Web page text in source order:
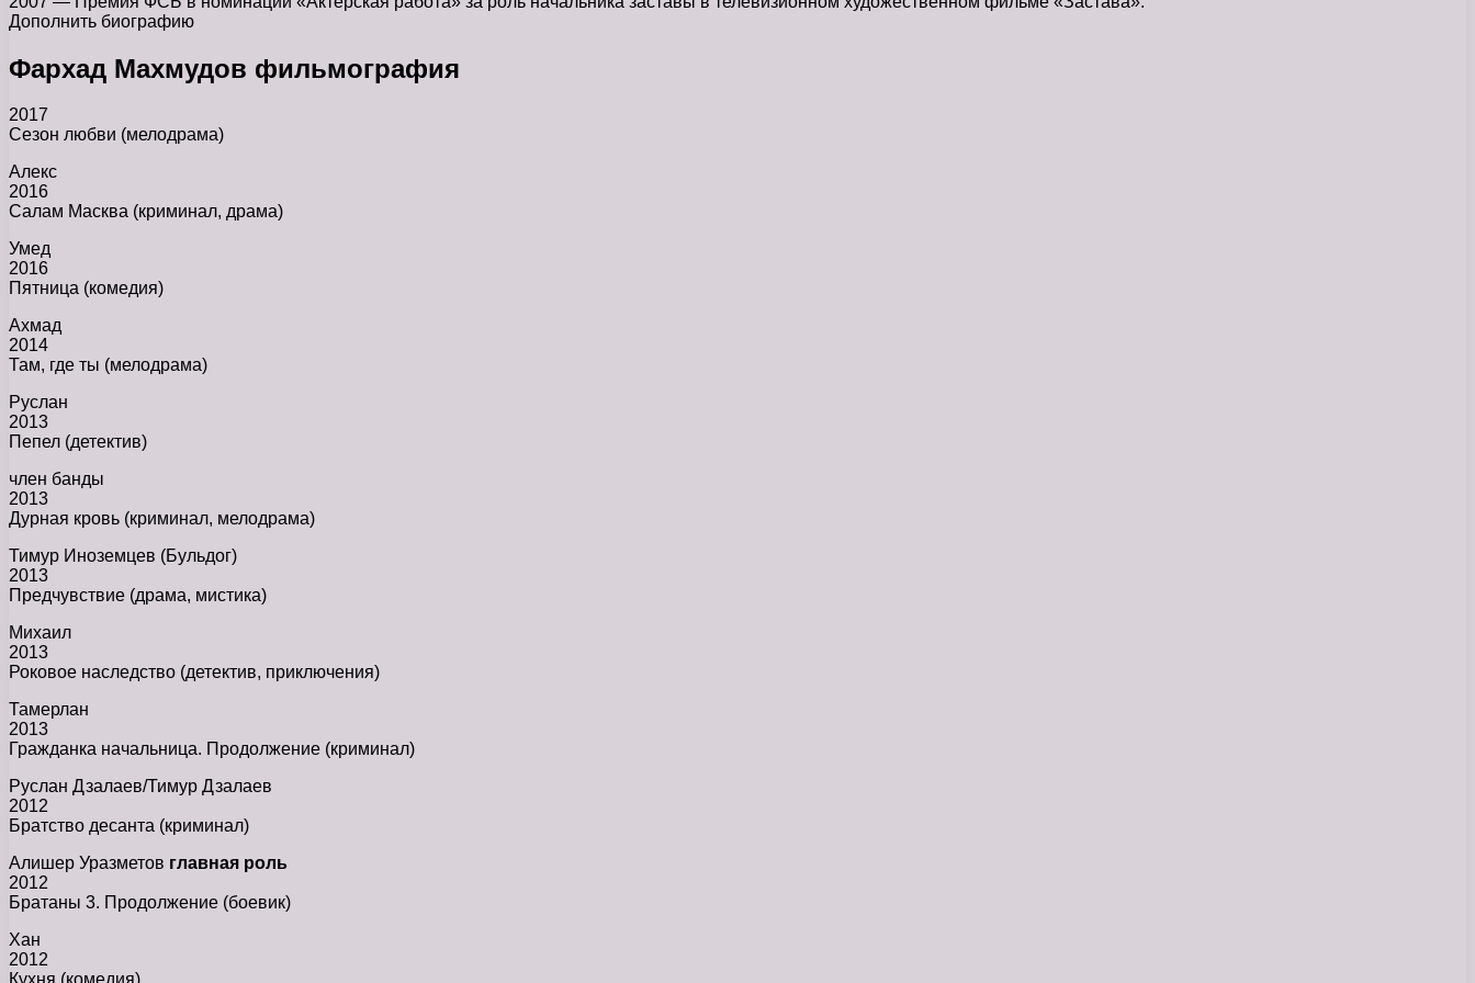
Дополнить биографию
Фархад Махмудов фильмография
2017
Сезон любви (мелодрама)
Алекс
2016
Салам Масква (криминал, драма)
Умед
2016
Пятница (комедия)
Ахмад
2014
Там, где ты (мелодрама)
Руслан
2013
Пепел (детектив)
член банды
2013
Дурная кровь (криминал, мелодрама)
Тимур Иноземцев (Бульдог)
2013
Предчувствие (драма, мистика)
Михаил
2013
Роковое наследство (детектив, приключения)
Тамерлан
2013
Гражданка начальница. Продолжение (криминал)
Руслан Дзалаев/Тимур Дзалаев
2012
Братство десанта (криминал)
Алишер Уразметов главная роль
2012
Братаны 3. Продолжение (боевик)
Хан
2012